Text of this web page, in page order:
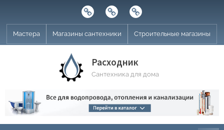
content
Строительные
магазины
МастераМагазины
сантехники
Мастера Магазины сантехники Строительные магазины
Расходник
Сантехника для дома